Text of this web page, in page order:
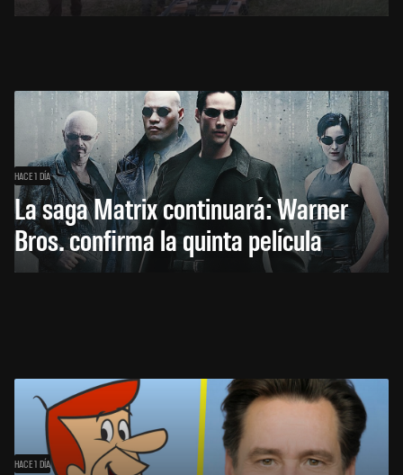
HACE 1 DÍA
La saga Matrix continuará: Warner
Bros. confirma la quinta película
HACE 1 DÍA